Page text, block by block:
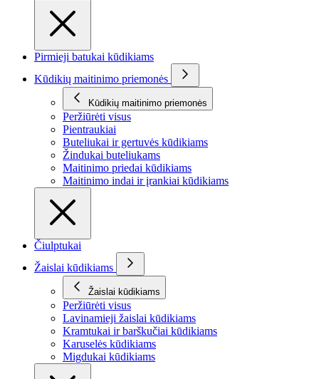
Pirmieji batukai kūdikiams
Kūdikių maitinimo priemonės
Kūdikių maitinimo priemonės
Peržiūrėti visus
Pientraukiai
Buteliukai ir gertuvės kūdikiams
Žindukai buteliukams
Maitinimo priedai kūdikiams
Maitinimo indai ir įrankiai kūdikiams
Čiulptukai
Žaislai kūdikiams
Žaislai kūdikiams
Peržiūrėti visus
Lavinamieji žaislai kūdikiams
Kramtukai ir barškučiai kūdikiams
Karuselės kūdikiams
Migdukai kūdikiams